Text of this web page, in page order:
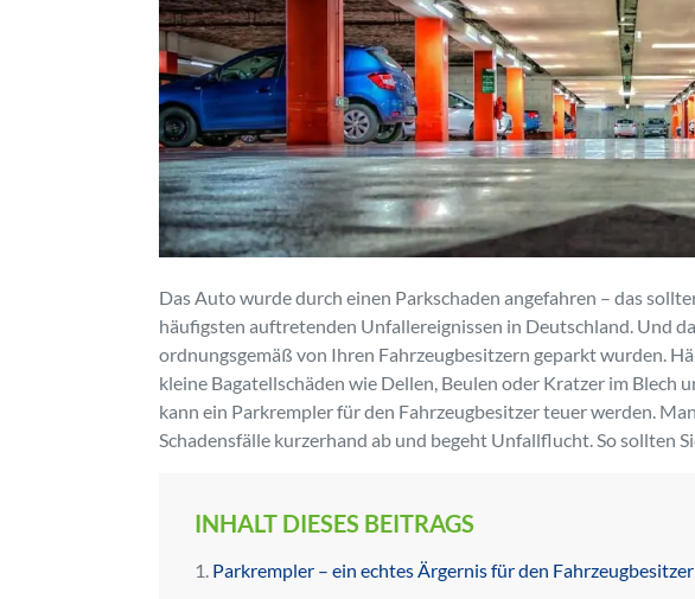
Das Auto wurde durch einen Parkschaden angefahren – das
häufigsten auftretenden Unfallereignissen in Deutschland. Und
ordnungsgemäß von Ihren Fahrzeugbesitzern geparkt wurden.
kleine Bagatellschäden wie Dellen, Beulen oder Kratzer im Blech
kann ein Parkrempler für den Fahrzeugbesitzer teuer werden.
Schadensfälle kurzerhand ab und begeht Unfallflucht. So sollten
INHALT DIESES BEITRAGS
Parkrempler – ein echtes Ärgernis für den Fahrzeugbesitzer